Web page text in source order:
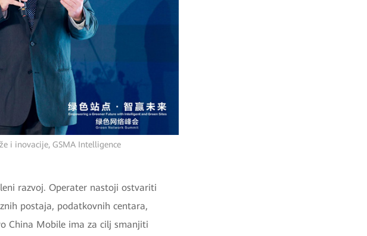
i inovacije, GSMA Intelligence
razvoj. Operater nastoji ostvariti
postaja, podatkovnih centara,
China Mobile ima za cilj smanjiti